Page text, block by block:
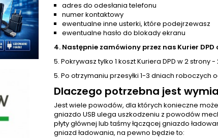
adres do odesłania telefonu
numer kontaktowy
ewentualne inne usterki, które podejrzewasz
ewentualne hasło do blokady ekranu
4. Następnie zamówiony przez nas Kurier DPD
5. Pokrywasz tylko 1 koszt Kuriera DPD w 2 strony -
5. Po otrzymaniu przesyłki 1-3 dniach
Dlaczego potrzebna jest
Jest wiele powodów, dla których konieczne
gniazdo USB ulega uszkodzeniu z powodów
płyty głównej lub taśmy łączącej gniazdo
gniazd ładowania, na pewno będzie to: